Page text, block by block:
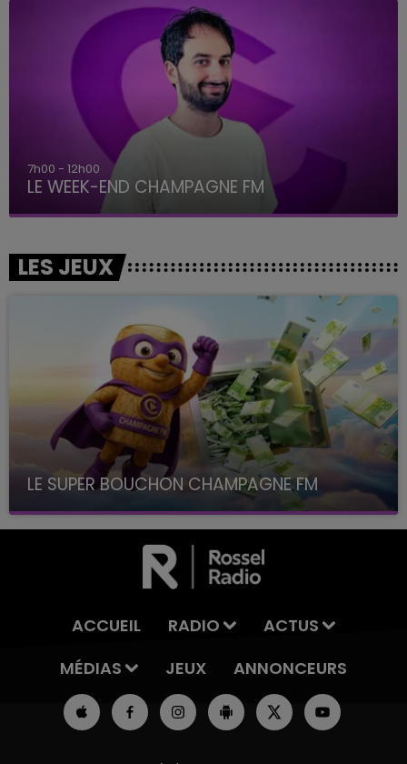
7h00 - 12h00
LE WEEK-END CHAMPAGNE FM
LES JEUX
LE SUPER BOUCHON CHAMPAGNE FM
avec La Famille Champagne FM, à 8H10
ACCUEIL RADIO
ACTUS
MÉDIAS
JEUX ANNONCEURS